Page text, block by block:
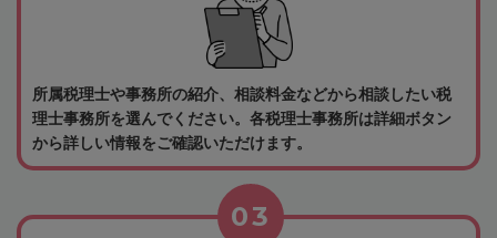
所属税理士や事務所の紹介、相談料金などから相談したい税
理士事務所を選んでください。各税理士事務所は詳細ボタン
から詳しい情報をご確認いただけます。
03